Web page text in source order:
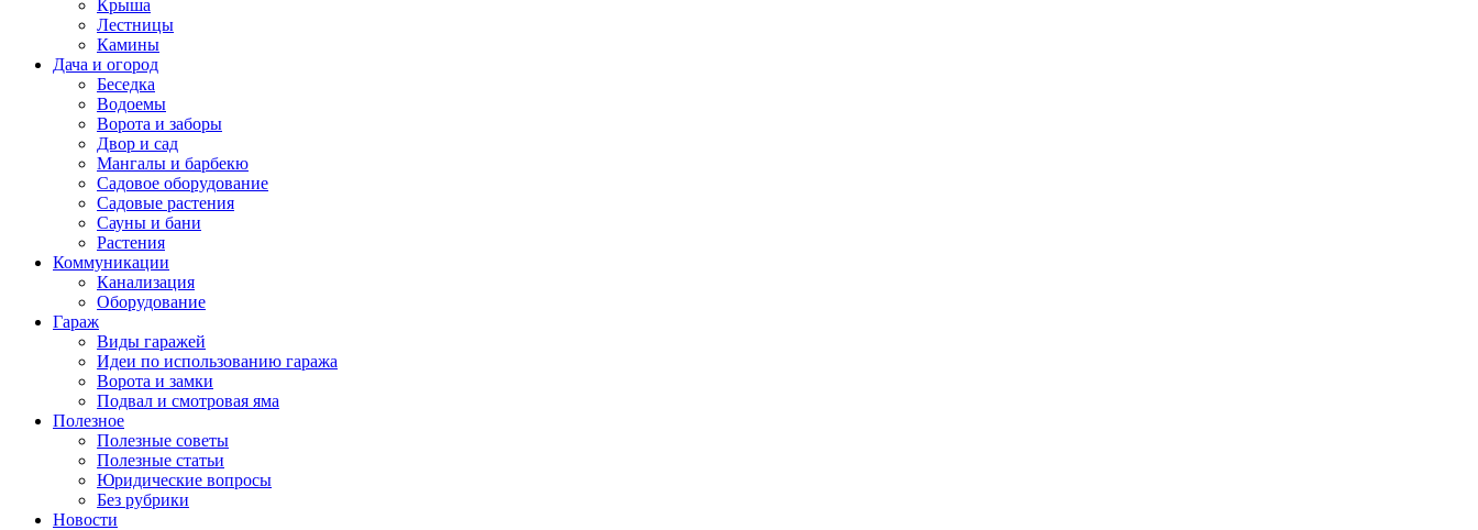
Крыша
Лестницы
Камины
Дача и огород
Беседка
Водоемы
Ворота и заборы
Двор и сад
Мангалы и барбекю
Садовое оборудование
Садовые растения
Сауны и бани
Растения
Коммуникации
Канализация
Оборудование
Гараж
Виды гаражей
Идеи по использованию гаража
Ворота и замки
Подвал и смотровая яма
Полезное
Полезные советы
Полезные статьи
Юридические вопросы
Без рубрики
Новости